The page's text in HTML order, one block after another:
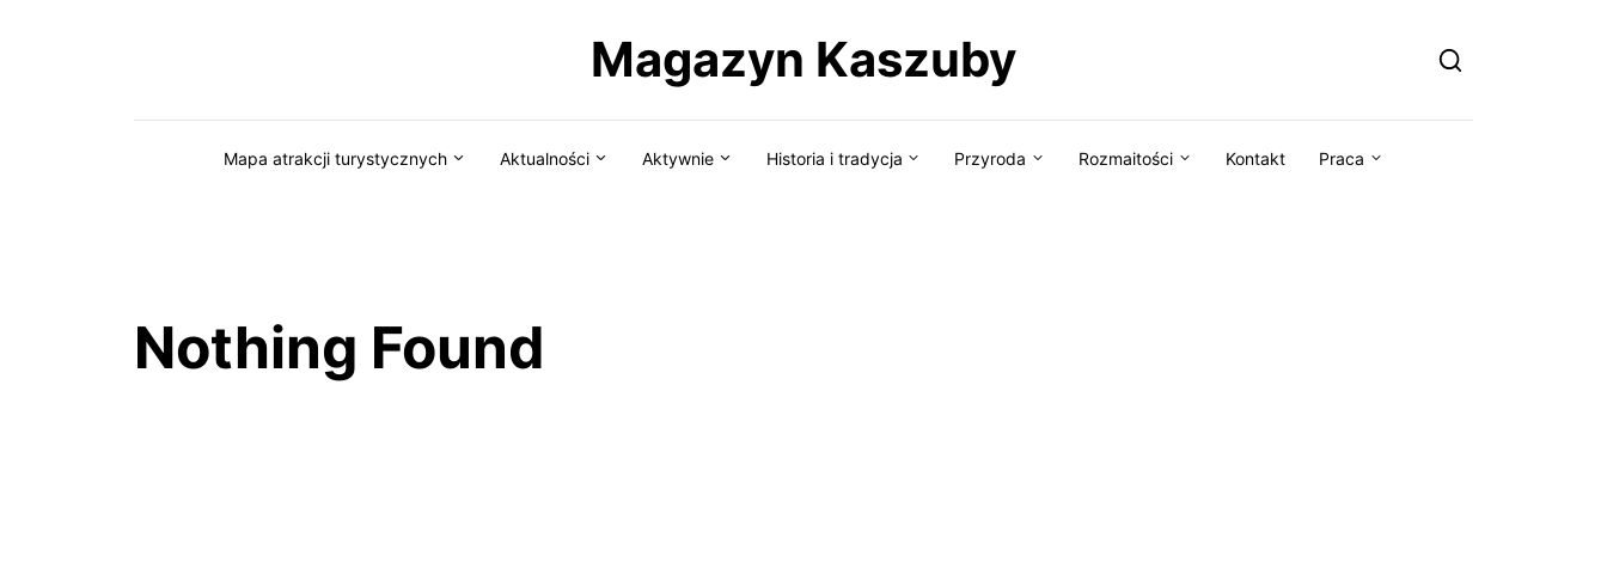
Magazyn Kaszuby
Mapa atrakcji turystycznych Aktualności Aktywnie Historia i tradycja Przyroda Rozmaitości Kontakt Praca
Nothing Found